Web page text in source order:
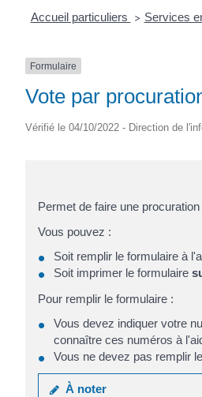
Accueil particuliers > Services
Formulaire
Vote par
Vérifié le 04/10/2022 - Direction de
Permet de faire une
Vous pouvez :
Soit remplir le formulaire à
Soit imprimer le formulaire
Pour remplir le formulaire :
Vous devez indiquer votre
connaître ces numéros à
Vous ne devez pas remplir
À noter